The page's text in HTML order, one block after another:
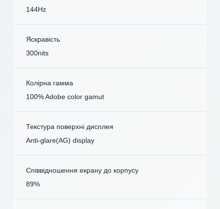
144Hz
Яскравість
300nits
Колірна гамма
100% Adobe color gamut
Текстура поверхні дисплея
Anti-glare(AG) display
Співвідношення екрану до корпусу
89%